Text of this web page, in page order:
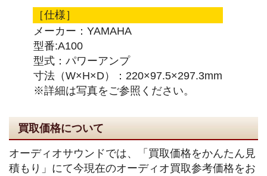
［仕様］
メーカー：YAMAHA
型番:A100
型式：パワーアンプ
寸法（W×H×D）：220×97.5×297.3mm
※詳細は写真をご参照ください。
買取価格について
オーディオサウンドでは、「買取価格をかんたん見
積もり」にて今現在のオーディオ買取参考価格をお